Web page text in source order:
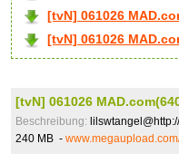
[tvN] 061026
[tvN] 061026
[tvN] 061026
Beschreibung:
240 MB -